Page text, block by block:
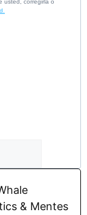
& Mentes